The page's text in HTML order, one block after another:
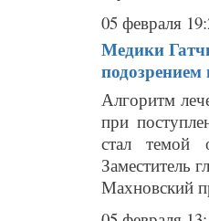
05 февраля
Медики
Алгоритм
при
стал темой
Заместитель
Махновский